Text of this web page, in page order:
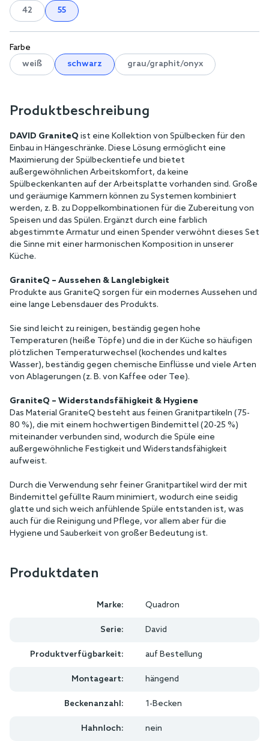
42
55
Farbe
weiß
schwarz grau/graphit/onyx
Produktbeschreibung
DAVID GraniteQ ist eine Kollektion von Spülbecken für den
Einbau in Hängeschränke. Diese Lösung ermöglicht eine
Maximierung der Spülbeckentiefe und bietet
außergewöhnlichen Arbeitskomfort, da keine
Spülbeckenkanten auf der Arbeitsplatte vorhanden sind. Große
und geräumige Kammern können zu Systemen kombiniert
werden, z. B. zu Doppelkombinationen für die Zubereitung von
Speisen und das Spülen. Ergänzt durch eine farblich
abgestimmte Armatur und einen Spender verwöhnt dieses Set
die Sinne mit einer harmonischen Komposition in unserer
Küche.
GraniteQ – Aussehen & Langlebigkeit
Produkte aus GraniteQ sorgen für ein modernes Aussehen und
eine lange Lebensdauer des Produkts.
Sie sind leicht zu reinigen, beständig gegen hohe
Temperaturen (heiße Töpfe) und die in der Küche so häufigen
plötzlichen Temperaturwechsel (kochendes und kaltes
Wasser), beständig gegen chemische Einflüsse und viele Arten
von Ablagerungen (z. B. von Kaffee oder Tee).
GraniteQ – Widerstandsfähigkeit & Hygiene
Das Material GraniteQ besteht aus feinen Granitpartikeln (75-
80 %), die mit einem hochwertigen Bindemittel (20-25 %)
miteinander verbunden sind, wodurch die Spüle eine
außergewöhnliche Festigkeit und Widerstandsfähigkeit
aufweist.
Durch die Verwendung sehr feiner Granitpartikel wird der mit
Bindemittel gefüllte Raum minimiert, wodurch eine seidig
glatte und sich weich anfühlende Spüle entstanden ist, was
auch für die Reinigung und Pflege, vor allem aber für die
Hygiene und Sauberkeit von großer Bedeutung ist.
Produktdaten
Marke: Quadron
Serie: David
Produktverfügbarkeit: auf Bestellung
Montageart: hängend
Beckenanzahl: 1-Becken
Hahnloch: nein